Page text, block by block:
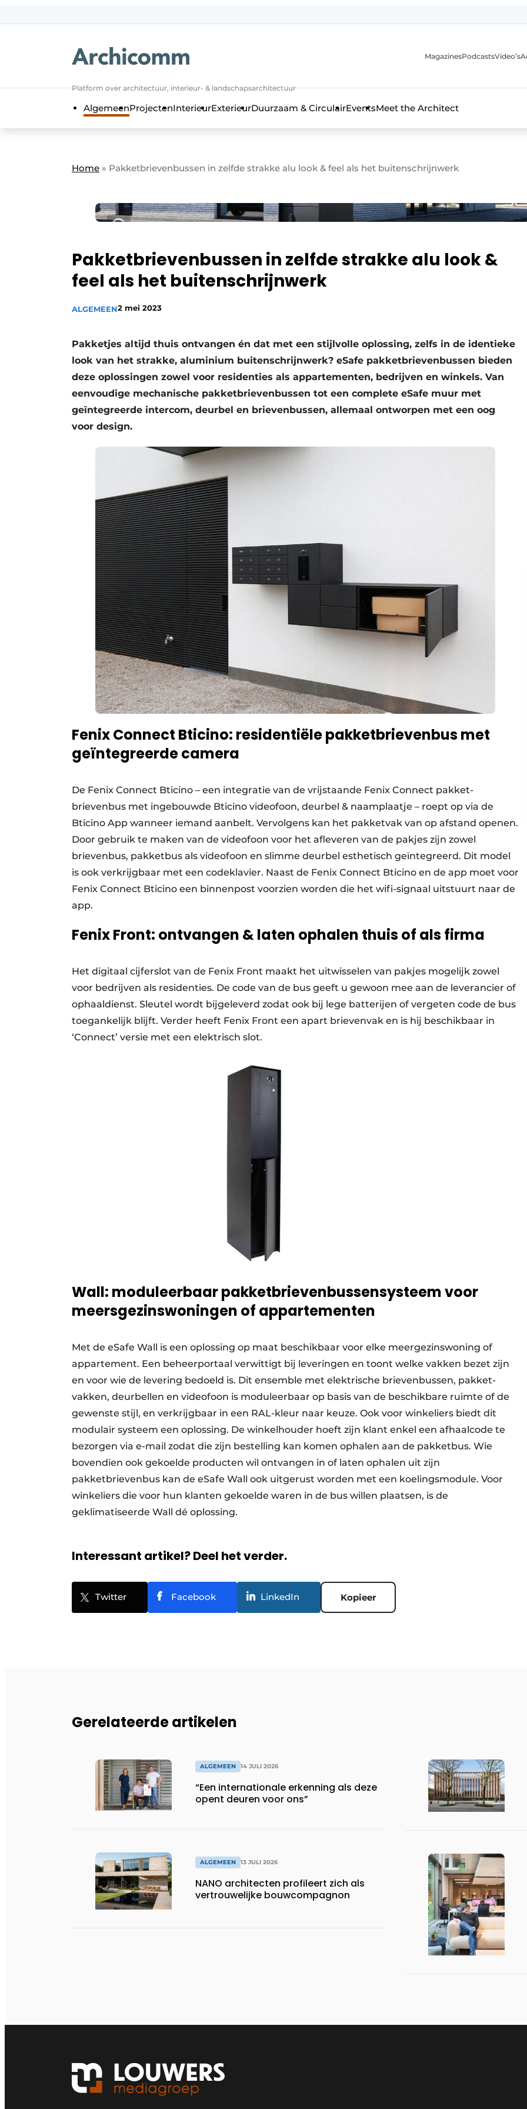
Platform over architectuur, interieur- & landschapsarchitectuur
MagazinesPodcastsVideo’s
AlgemeenProjectenInterieurExterieurDuurzaam & CirculairEventsMeet the Architect
Home » Pakketbrievenbussen in zelfde strakke alu look & feel als het buitenschrijnwerk
Pakketbrievenbussen in zelfde strakke alu look &
feel als het buitenschrijnwerk
ALGEMEEN2 mei 2023
Pakketjes altijd thuis ontvangen én dat met een stijlvolle oplossing, zelfs in de identieke
look van het strakke, aluminium buitenschrijnwerk? eSafe pakketbrievenbussen bieden
deze oplossingen zowel voor residenties als appartementen, bedrijven en winkels. Van
eenvoudige mechanische pakketbrievenbussen tot een complete eSafe muur met
geïntegreerde intercom, deurbel en brievenbussen, allemaal ontworpen met een oog
voor design.
Fenix Connect Bticino: residentiële pakketbrievenbus met
geïntegreerde camera
De Fenix Connect Bticino – een integratie van de vrijstaande Fenix Connect pakket­
brievenbus met ingebouwde Bticino videofoon, deurbel & naamplaatje – roept op via de
Bticino App wanneer iemand aanbelt. Vervolgens kan het pakketvak van op afstand openen.
Door gebruik te maken van de videofoon voor het afleveren van de pakjes zijn zowel
brievenbus, pakketbus als videofoon en slimme deurbel esthetisch geïntegreerd. Dit model
is ook verkrijgbaar met een codeklavier. Naast de Fenix Connect Bticino en de app moet voor
Fenix Connect Bticino een binnenpost voorzien worden die het wifi-signaal uitstuurt naar de
app.
Fenix Front: ontvangen & laten ophalen thuis of als firma
Het digitaal cijferslot van de Fenix Front maakt het uitwisselen van pakjes mogelijk zowel
voor bedrijven als residenties. De code van de bus geeft u gewoon mee aan de leverancier of
ophaaldienst. Sleutel wordt bijgeleverd zodat ook bij lege batterijen of vergeten code de bus
toegankelijk blijft. Verder heeft Fenix Front een apart brievenvak en is hij beschikbaar in
‘Connect’ versie met een elektrisch slot.
Wall: moduleerbaar pakketbrievenbussensysteem voor
meersgezinswoningen of appartementen
Met de eSafe Wall is een oplossing op maat beschikbaar voor elke meergezinswoning of
appartement. Een beheerportaal verwittigt bij leveringen en toont welke vakken bezet zijn
en voor wie de levering bedoeld is. Dit ensemble met elektrische brievenbussen, pakket­
vakken, deurbellen en videofoon is moduleerbaar op basis van de beschikbare ruimte of de
gewenste stijl, en verkrijgbaar in een RAL-kleur naar keuze. Ook voor winkeliers biedt dit
modulair systeem een oplossing. De winkel­houder hoeft zijn klant enkel een afhaalcode te
bezorgen via e-mail zodat die zijn bestelling kan komen ophalen aan de pakketbus. Wie
bovendien ook gekoelde producten wil ontvangen in of laten op­halen uit zijn
pakketbrievenbus kan de eSafe Wall ook uitgerust worden met een koelingsmodule. Voor
winkeliers die voor hun klanten gekoelde waren in de bus willen plaatsen, is de
geklimatiseerde Wall dé oplossing.
Interessant artikel? Deel het verder.
Twitter Facebook LinkedIn Kopieer
Gerelateerde artikelen
ALGEMEEN 14 JULI 2026
“Een internationale erkenning als deze
opent deuren voor ons”
ALGEMEEN 13 JULI 2026
NANO architecten profileert zich als
vertrouwelijke bouwcompagnon